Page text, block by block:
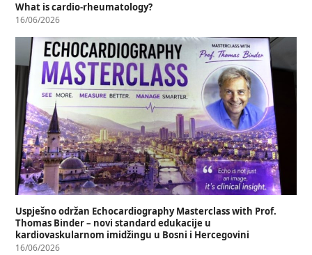
What is cardio-rheumatology?
16/06/2026
Uspješno održan Echocardiography Masterclass with Prof.
Thomas Binder – novi standard edukacije u
kardiovaskularnom imidžingu u Bosni i Hercegovini
16/06/2026